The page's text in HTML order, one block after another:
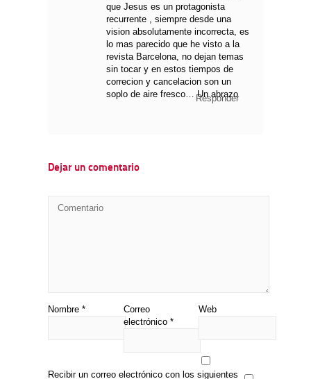
que Jesus es un protagonista
recurrente , siempre desde una
vision absolutamente incorrecta, es
lo mas parecido que he visto a la
revista Barcelona, no dejan temas
sin tocar y en estos tiempos de
correcion y cancelacion son un
soplo de aire fresco… Un abrazo
Responder
Dejar un comentario
Nombre *
Correo
electrónico *
Web
Recibir un correo electrónico con los siguientes